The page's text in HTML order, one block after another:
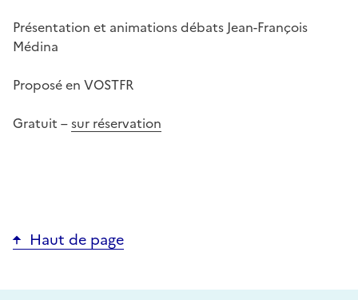
Présentation et animations débats Jean-François
Médina
Proposé en VOSTFR
Gratuit –sur réservation
Haut de page